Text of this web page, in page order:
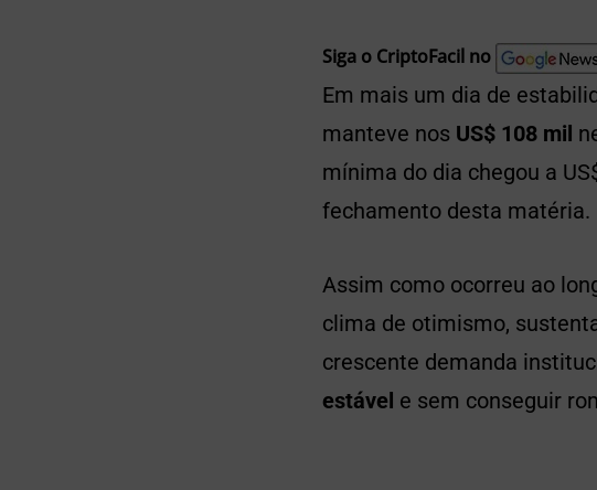
Siga o CriptoFacil no
Em mais um dia de
manteve nos US$ 108 mil
mínima do dia chegou a
fechamento desta matéria.
Assim como ocorreu ao
clima de otimismo,
crescente demanda
estável e sem conseguir